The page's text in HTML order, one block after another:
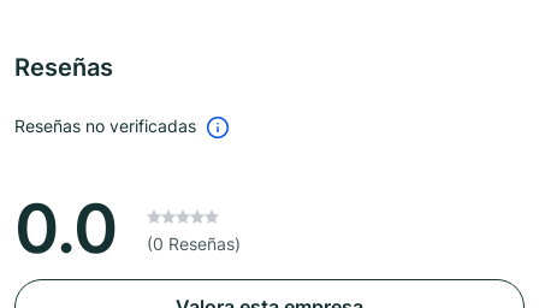
Reseñas
Reseñas no verificadas
0.0 (0 Reseñas)